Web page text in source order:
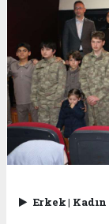
Erkek| Kadın